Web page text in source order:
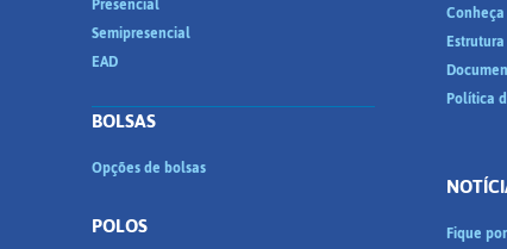
Semipresencial
EAD
BOLSAS
Opções de bolsas
POLOS
Política
Fique